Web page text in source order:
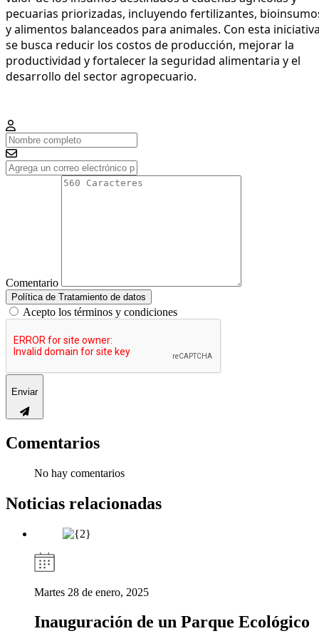
pecuarias priorizadas, incluyendo fertilizantes,
y alimentos balanceados para animales. Con esta
se busca reducir los costos de producción, mejorar la
productividad y fortalecer la seguridad alimentaria y el
desarrollo del sector agropecuario.
Comentario
Política de Tratamiento de datos
Acepto los términos y condiciones
Enviar
Comentarios
No hay comentarios
Noticias relacionadas
Martes 28 de enero, 2025
Inauguración de un Parque Ecológico